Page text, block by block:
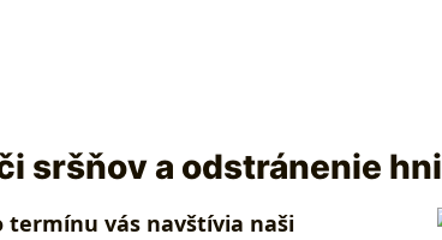
sršňov a odstránenie
termínu vás navštívia naši